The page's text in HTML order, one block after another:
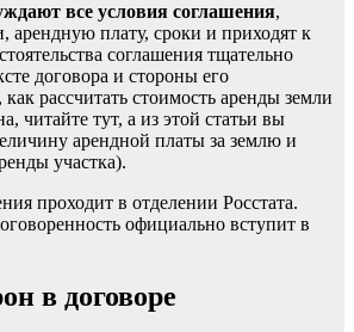
все условия соглашения,
арендную плату, сроки и приходят к
соглашения тщательно
договора и стороны его
рассчитать стоимость аренды земли
читайте тут, а из этой статьи вы
арендной платы за землю и
участка).
проходит в отделении Росстата.
официально вступит в
в договоре